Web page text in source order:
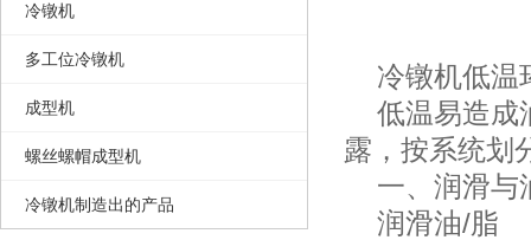
冷镦机
多工位冷镦机
成型机
螺丝螺帽成型机
冷镦机制造出的产品
冷镦机低温
低温易造成
露，按系统划
一、润滑与
润滑油/脂